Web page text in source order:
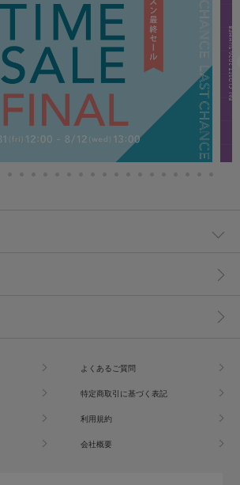
よくあるご質問
特定商取引に基づく表記
利用規約
会社概要